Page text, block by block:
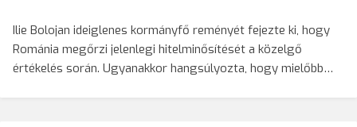
Ilie Bolojan ideiglenes kormányfő reményét fejezte ki, hogy
Románia megőrzi jelenlegi hitelminősítését a közelgő
értékelés során. Ugyanakkor hangsúlyozta, hogy mielőbb…